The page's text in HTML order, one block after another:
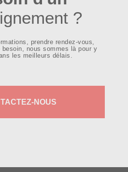
?
prendre rendez-vous,
nous sommes là pour y
les meilleurs délais.
NOUS